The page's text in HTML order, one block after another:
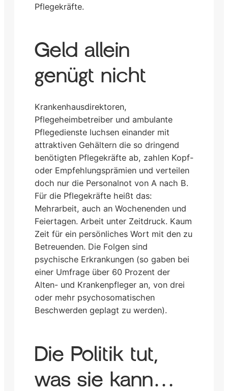
Pflegekräfte.
Geld allein
genügt nicht
Krankenhausdirektoren,
Pflegeheimbetreiber und ambulante
Pflegedienste luchsen einander mit
attraktiven Gehältern die so dringend
benötigten Pflegekräfte ab, zahlen Kopf-
oder Empfehlungsprämien und verteilen
doch nur die Personalnot von A nach B.
Für die Pflegekräfte heißt das:
Mehrarbeit, auch an Wochenenden und
Feiertagen. Arbeit unter Zeitdruck. Kaum
Zeit für ein persönliches Wort mit den zu
Betreuenden. Die Folgen sind
psychische Erkrankungen (so gaben bei
einer Umfrage über 60 Prozent der
Alten- und Krankenpfleger an, von drei
oder mehr psychosomatischen
Beschwerden geplagt zu werden).
Die Politik tut,
was sie kann…